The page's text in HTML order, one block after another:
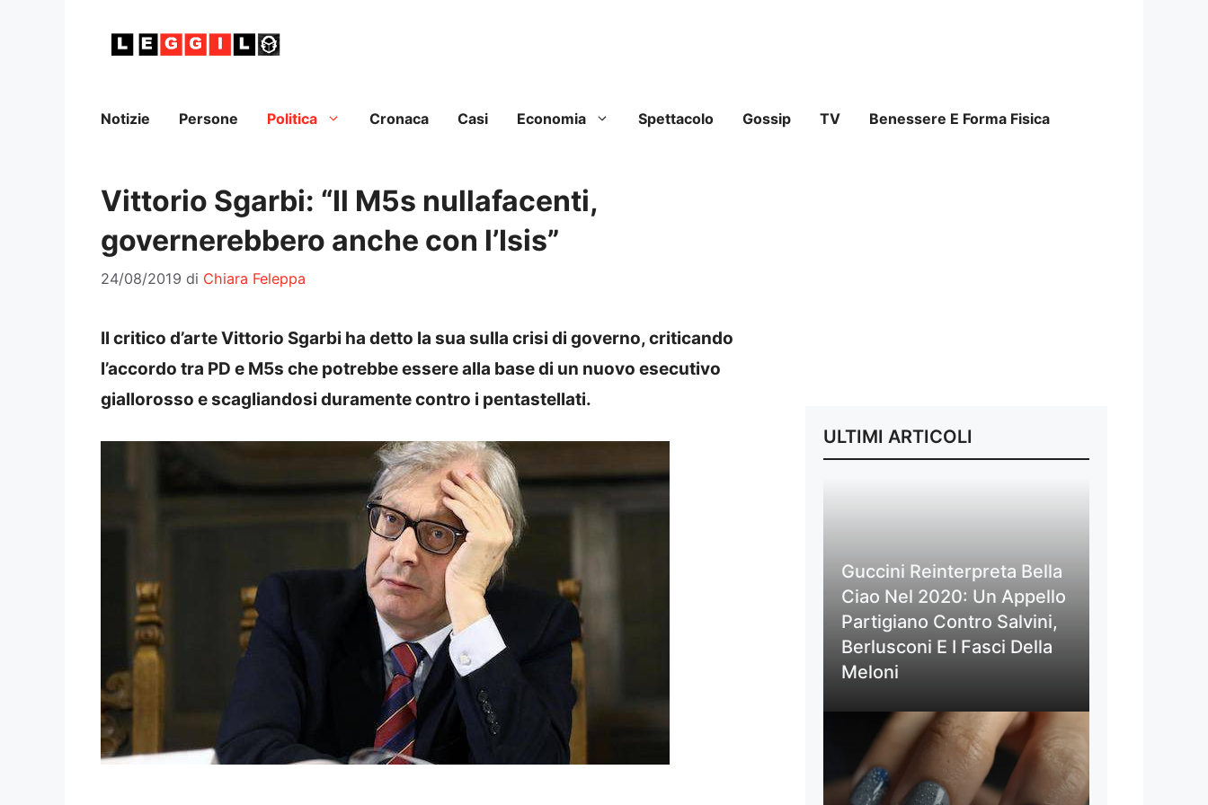
Notizie Persone Politica Cronaca Casi Economia Spettacolo Gossip TV Benessere E Forma Fisica
Vittorio Sgarbi: “Il M5s nullafacenti,
governerebbero anche con l’Isis”
24/08/2019 di Chiara Feleppa
Il critico d’arte Vittorio Sgarbi ha detto la sua sulla crisi di governo, criticando
l’accordo tra PD e M5s che potrebbe essere alla base di un nuovo esecutivo
giallorosso e scagliandosi duramente contro i pentastellati.
ULTIMI ARTICOLI
Guccini Reinterpreta Bella
Ciao Nel 2020: Un Appello
Partigiano Contro Salvini,
Berlusconi E I Fasci Della
Meloni